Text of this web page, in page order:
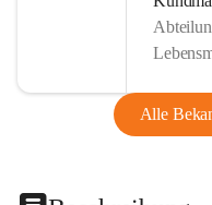
Alle